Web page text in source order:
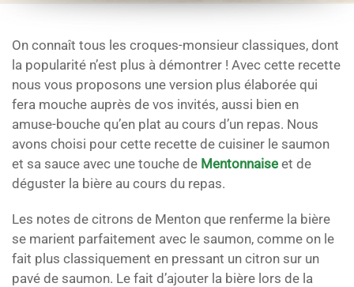
On connaît tous les croques-monsieur classiques, dont
la popularité n’est plus à démontrer ! Avec cette recette
nous vous proposons une version plus élaborée qui
fera mouche auprès de vos invités, aussi bien en
amuse-bouche qu’en plat au cours d’un repas. Nous
avons choisi pour cette recette de cuisiner le saumon
et sa sauce avec une touche de Mentonnaise et de
déguster la bière au cours du repas.
Les notes de citrons de Menton que renferme la bière
se marient parfaitement avec le saumon, comme on le
fait plus classiquement en pressant un citron sur un
pavé de saumon. Le fait d’ajouter la bière lors de la